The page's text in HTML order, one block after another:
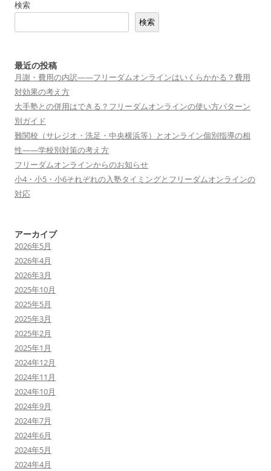
ゲ
ョ
ン
検索
検索
最近の投稿
月謝・費用の内訳——フリーダムオンラインはいくらかかる？費用
対効果の考え方
大手塾との併用はできる？フリーダムオンラインの使い方パターン
別ガイド
難関校（サレジオ・洗足・中央横浜等）とオンライン個別指導の相
性——学校別対策の考え方
フリーダムオンラインからのお知らせ
小4・小5・小6それぞれの入塾タイミングとフリーダムオンラインの
対応
アーカイブ
2026年5月
2026年4月
2026年3月
2025年10月
2025年5月
2025年3月
2025年2月
2025年1月
2024年12月
2024年11月
2024年10月
2024年9月
2024年7月
2024年6月
2024年5月
2024年4月